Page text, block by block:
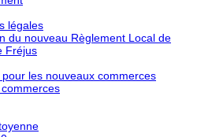
légales
du nouveau Règlement Local de
Fréjus
les nouveaux commerces